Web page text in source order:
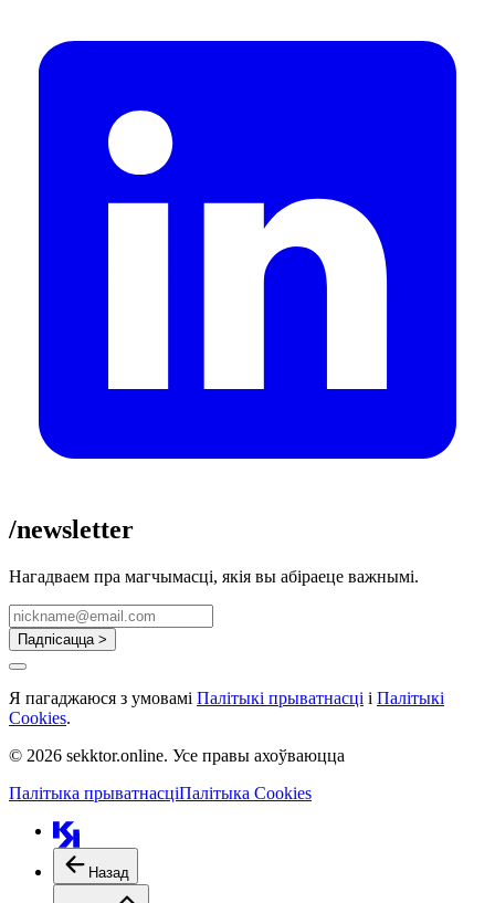
/newsletter
Нагадваем пра магчымасці, якія вы абіраеце важнымі.
Падпісацца >
Я пагаджаюся з умовамі Палітыкі прыватнасці і Палітыкі
Cookies.
© 2026 sekktor.online. Усе правы ахоўваюцца
Палітыка прыватнасціПалітыка Cookies
Назад